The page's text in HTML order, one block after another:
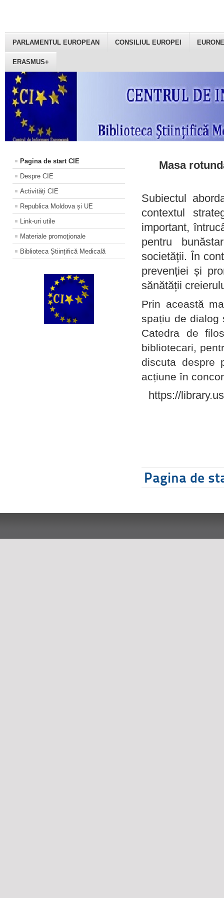
PARLAMENTUL EUROPEAN CONSILIUL EUROPEI
ERASMUS+
Pagina de start CIE
Despre CIE
Activități CIE
Republica Moldova și UE
Link-uri utile
Materiale promoţionale
Biblioteca Științifică Medicală
Masa
Subiectul
contextul
important,
pentru
societății. În
prevenției și
sănătății
Prin această
spațiu de dialog
Catedra de
bibliotecari,
discuta despre
acțiune în
https://
Pagina de